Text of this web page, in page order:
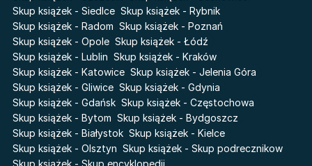
Faye
Katie Maguire
Liceum Freuda
Sherlock Holmes Society
Akademia wampirów
Karneval
Baśń o złamanym sercu
Prosta zabawa
Skup książek - Siedlce Skup książek - Rybnik
Skup książek - Radom Skup książek - Poznań
Skup książek - Opole Skup książek - Łódź
Skup książek - Lublin Skup książek - Kraków
Skup książek - Katowice Skup książek - Jelenia Góra
Skup książek - Gliwice Skup książek - Gdynia
Skup książek - Gdańsk Skup książek - Częstochowa
Skup książek - Bytom Skup książek - Bydgoszcz
Skup książek - Białystok Skup książek - Kielce
Skup książek - Olsztyn Skup książek - Skup podrecznikow